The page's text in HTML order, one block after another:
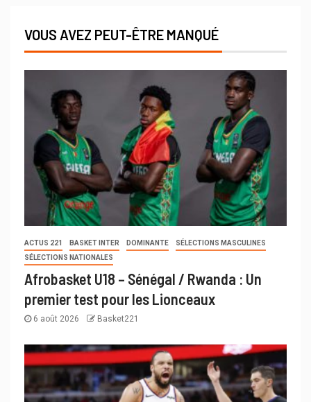
VOUS AVEZ PEUT-ÊTRE MANQUÉ
ACTUS 221 BASKET INTER DOMINANTE
SÉLECTIONS MASCULINES
SÉLECTIONS NATIONALES
Afrobasket U18 – Sénégal / Rwanda : Un
premier test pour les Lionceaux
6 août 2026 Basket221